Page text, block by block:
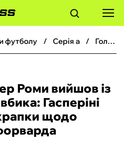
футболу серія а Головний тренер Роми вийшов із заявою про Довбика: Гасперіні розставив всі крапки щодо українського форварда
Роми вийшов із
Гасперіні
щодо